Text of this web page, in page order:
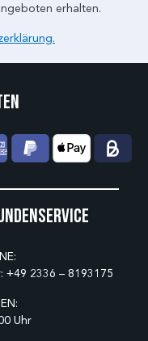
erhalten.
+49 2336 – 8193175
Uhr